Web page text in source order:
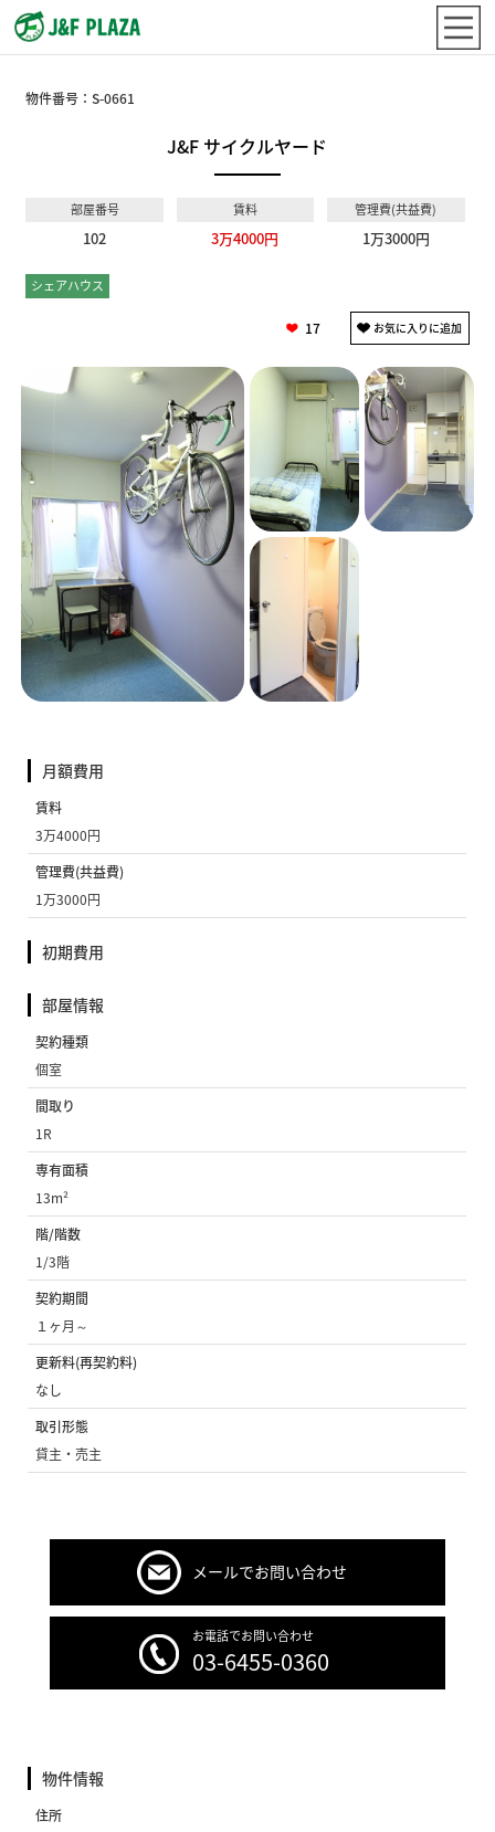
物件番号：S-0661
J&F サイクルヤード
部屋番号
102
賃料
3万4000円
管理費(共益費)
1万3000円
シェアハウス
17
月額費用
賃料
3万4000円
管理費(共益費)
1万3000円
初期費用
部屋情報
契約種類
個室
間取り
1R
専有面積
13m²
階/階数
1/3階
契約期間
１ヶ月～
更新料(再契約料)
なし
取引形態
貸主・売主
メールでお問い合わせ
お電話でお問い合わせ
03-6455-0360
物件情報
住所